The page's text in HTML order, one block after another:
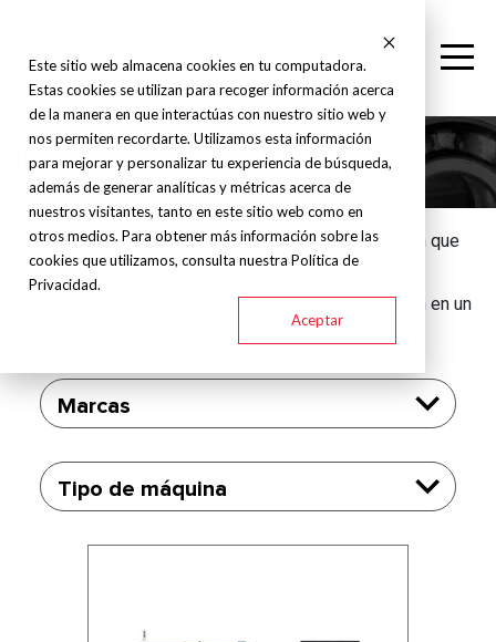
Este sitio web almacena cookies en tu computadora.
Estas cookies se utilizan para recoger información acerca
de la manera en que interactúas con nuestro sitio web y
nos permiten recordarte. Utilizamos esta información
para mejorar y personalizar tu experiencia de búsqueda,
además de generar analíticas y métricas acerca de
nuestros visitantes, tanto en este sitio web como en
otros medios. Para obtener más información sobre las
cookies que utilizamos, consulta nuestra Política de
Privacidad.
Aceptar
Inyección de plástico
El moldeo por inyección es un método de fabricación que
consiste en derretir gránulos de plástico, ya sean
polímeros termoplásticos o termoestables. Una vez
fundidos, estos materiales se inyectan a alta presión en un
molde, donde se enfrían y solidifican para formar el
Marcas
Tipo de máquina